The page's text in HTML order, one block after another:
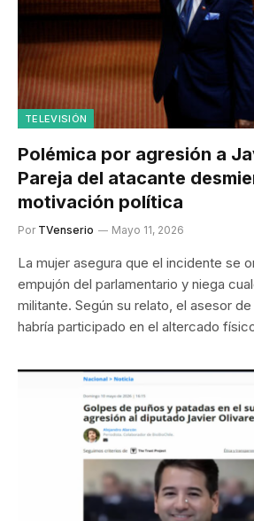
TELEVISIÓN
Polémica por agresión a
Pareja del atacante
motivación política
Por TVenserio Mayo 11, 2026
La mujer asegura que el incidente se
empujón del parlamentario y niega
militante. Según su relato, el asesor
habría participado en el altercado